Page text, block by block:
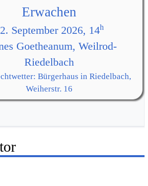
Erwachen
September 2026, 14h
Goetheanum, Weilrod-
Riedelbach
Bürgerhaus in Riedelbach,
Weiherstr. 16